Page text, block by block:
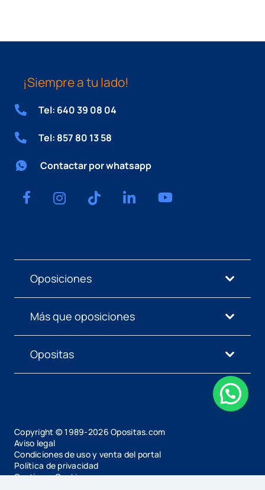
¡Siempre a tu lado!
Tel: 640 39 08 04
Tel: 857 80 13 58
Contactar por whatsapp
Oposiciones
Más que oposiciones
Opositas
Copyright © 1989-2026 Opositas.com
Aviso legal
Condiciones de uso y venta del portal
Política de privacidad
Gestionar Cookies